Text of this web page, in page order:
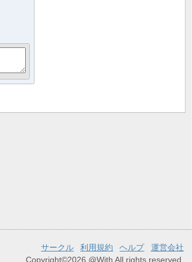
サークル 利用規約 ヘルプ
運営会社
Copyright©2026 @With All rights reserved.